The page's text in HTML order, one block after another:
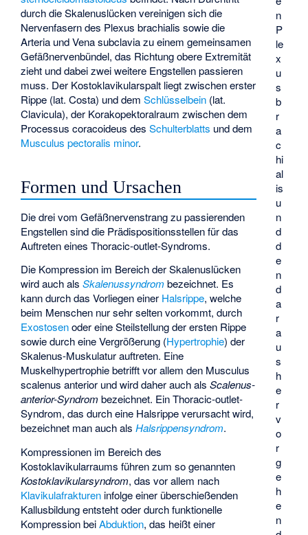
n
P
le
x
u
s
b
r
a
c
hi
al
is
u
n
d
d
e
n
d
a
r
a
u
s
h
e
r
v
o
r
g
e
h
e
n
durch die Skalenuslücken vereinigen sich die
Nervenfasern des Plexus brachialis sowie die
Arteria und Vena subclavia zu einem gemeinsamen
Gefäßnervenbündel, das Richtung obere Extremität
zieht und dabei zwei weitere Engstellen passieren
muss. Der Kostoklavikularspalt liegt zwischen erster
Rippe (lat. Costa) und demSchlüsselbein (lat.
Clavicula), der Korakopektoralraum zwischen dem
Processus coracoideus desSchulterblatts und dem
Musculus pectoralis minor.
Formen und Ursachen
Die drei vom Gefäßnervenstrang zu passierenden
Engstellen sind die Prädispositionsstellen für das
Auftreten eines Thoracic-outlet-Syndroms.
Die Kompression im Bereich der Skalenuslücken
wird auch alsSkalenussyndrom bezeichnet. Es
kann durch das Vorliegen einer Halsrippe, welche
beim Menschen nur sehr selten vorkommt, durch
Exostosenoder eine Steilstellung der ersten Rippe
sowie durch eine Vergrößerung (Hypertrophie) der
Skalenus-Muskulatur auftreten. Eine
Muskelhypertrophie betrifft vor allem den Musculus
scalenus anterior und wird daher auch alsScalenus-
anterior-Syndrom bezeichnet. Ein Thoracic-outlet-
Syndrom, das durch eine Halsrippe verursacht wird,
bezeichnet man auch alsHalsrippensyndrom.
Kompressionen im Bereich des
Kostoklavikularraums führen zum so genannten
Kostoklavikularsyndrom, das vor allem nach
Klavikulafrakturen infolge einer überschießenden
Kallusbildung entsteht oder durch funktionelle
Kompression beiAbduktion, das heißt einer